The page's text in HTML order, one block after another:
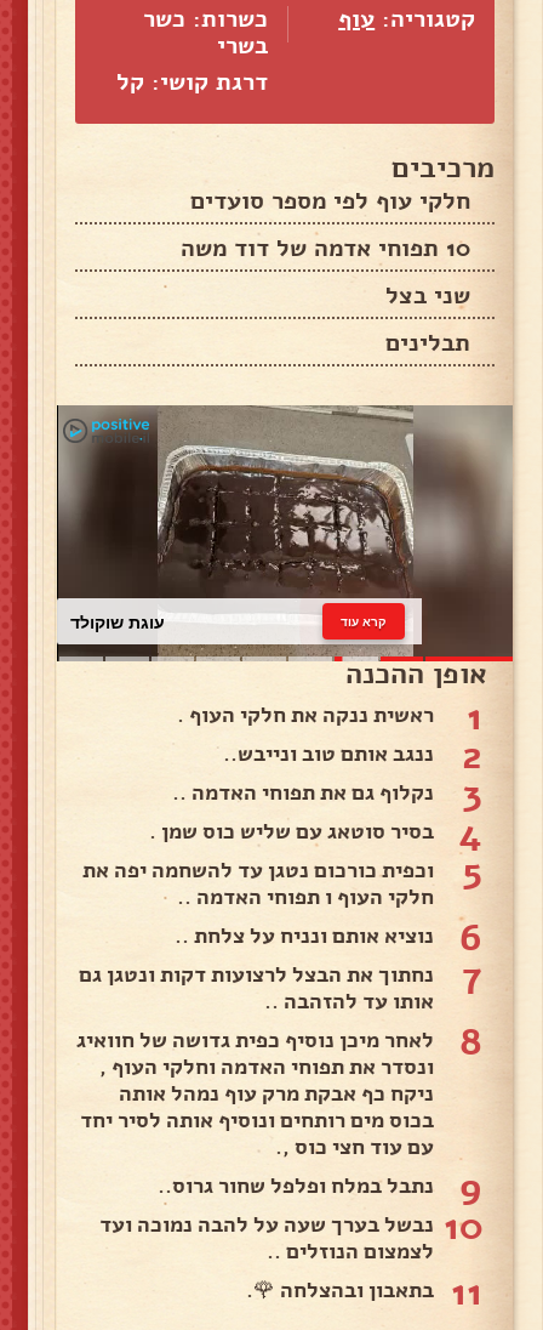
קטגוריה: עוף
כשרות: כשר
בשרי
דרגת קושי: קל
מרכיבים
חלקי עוף לפי מספר סועדים
10 תפוחי אדמה של דוד משה
שני בצל
תבלינים
עוגת שוקולד קרא עוד
אופן ההכנה
1 ראשית ננקה את חלקי העוף .
2 ננגב אותם טוב ונייבש..
3 נקלוף גם את תפוחי האדמה ..
4 בסיר סוטאג עם שליש כוס שמן .
5
וכפית כורכום נטגן עד להשחמה יפה את
חלקי העוף ו תפוחי האדמה ..
6 נוציא אותם ונניח על צלחת ..
7
נחתוך את הבצל לרצועות דקות ונטגן גם
אותו עד להזהבה ..
8
לאחר מיכן נוסיף כפית גדושה של חוואיג
ונסדר את תפוחי האדמה וחלקי העוף ,
ניקח כף אבקת מרק עוף נמהל אותה
בכוס מים רותחים ונוסיף אותה לסיר יחד
עם עוד חצי כוס ,.
9 נתבל במלח ופלפל שחור גרוס..
10 נבשל בערך שעה על להבה נמוכה ועד
לצמצום הנוזלים ..
11 בתאבון ובהצלחה 🌹.